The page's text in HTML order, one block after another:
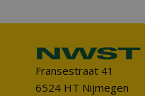
Fransestraat 41
6524 HT Nijmegen